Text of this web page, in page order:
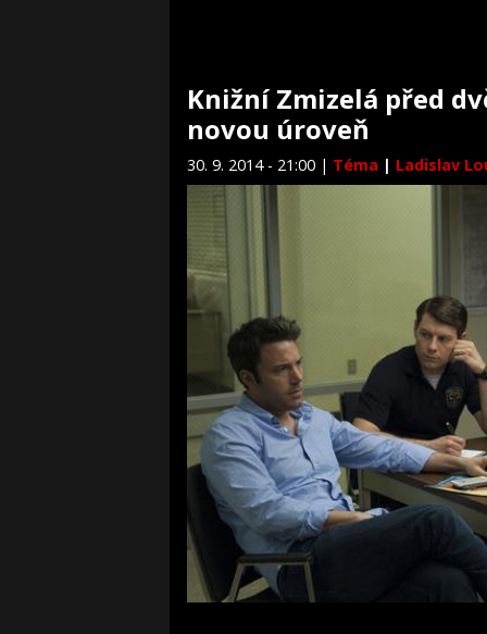
Knižní Zmizelá před
novou úroveň
30. 9. 2014 - 21:00 | Téma | Ladislav